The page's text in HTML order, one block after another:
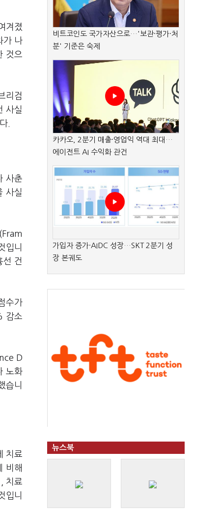
겨졌
가 나
것으
리검
사실
.
사춘
사실
입니
선 건
수가
감소
D
노화
습니
치료
비해
치료
입니
비트코인도 국가자산으로…'보관·평가·처
분' 기준은 숙제
카카오, 2분기 매출·영업익 역대 최대…
에이전트 AI 수익화 관건
가입자 증가·AIDC 성장…SKT 2분기 성
장 본궤도
뉴스북